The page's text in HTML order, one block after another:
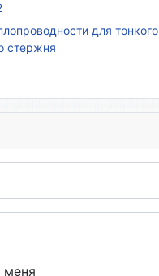
для тонкого
стержня
меня